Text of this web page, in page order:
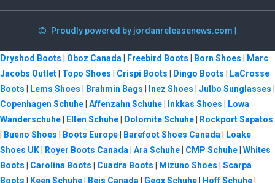
Proudly powered by jordanreleasenews.com |
Dryshod Boots | Oboz Canada | Freebird Boots | Born Shoes | Marc
Jacobs Outlet| Topo Shoes | Crispi Boots | Dingo Boots | LaCrosse
Boots | Lems Shoes | Brahmin Bags | Inez Shoes | Julbo Sunglasses |
Copenhagen Schuhe| Affenzahn Schuhe| Inkkas Shoes | Lowa
Wanderschuhe| Elten Schuhe| Dolomite Schuhe| Rockport Sapatos
| Bueno Shoes | Boots Europe| Barefoot Shoes Canada | Loake
Shoes UK| Royer Boots Canada | Ara Schuhe| CMP Schuhe| Whites
Boots | Carolina Boots | Cuadra Boots | Mizuno Shoes | Scarpa
Boots | Keen Schuhe| Beis Canada | Geox Schuhe| Hoff Schuhe|